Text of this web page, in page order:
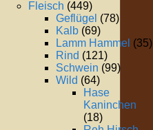
Fleisch (449)
Geflügel (78)
Kalb (69)
Lamm Hammel (35)
Rind (121)
Schwein (99)
Wild (64)
Hase
Kaninchen
(18)